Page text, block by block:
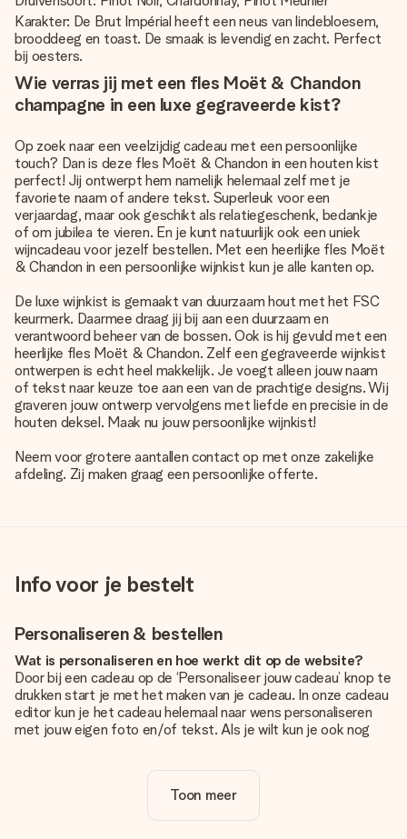
Karakter: De Brut Impérial heeft een neus van lindebloesem,
brooddeeg en toast. De smaak is levendig en zacht. Perfect
bij oesters.
Wie verras jij met een fles Moët & Chandon
champagne in een luxe gegraveerde kist?
Op zoek naar een veelzijdig cadeau met een persoonlijke
touch? Dan is deze fles Moët & Chandon in een houten kist
perfect! Jij ontwerpt hem namelijk helemaal zelf met je
favoriete naam of andere tekst. Superleuk voor een
verjaardag, maar ook geschikt als relatiegeschenk, bedankje
of om jubilea te vieren. En je kunt natuurlijk ook een uniek
wijncadeau voor jezelf bestellen. Met een heerlijke fles Moët
& Chandon in een persoonlijke wijnkist kun je alle kanten op.
De luxe wijnkist is gemaakt van duurzaam hout met het FSC
keurmerk. Daarmee draag jij bij aan een duurzaam en
verantwoord beheer van de bossen. Ook is hij gevuld met een
heerlijke fles Moët & Chandon. Zelf een gegraveerde wijnkist
ontwerpen is echt heel makkelijk. Je voegt alleen jouw naam
of tekst naar keuze toe aan een van de prachtige designs. Wij
graveren jouw ontwerp vervolgens met liefde en precisie in de
houten deksel. Maak nu jouw persoonlijke wijnkist!
Neem voor grotere aantallen contact op met onze zakelijke
afdeling. Zij maken graag een persoonlijke offerte.
Info voor je bestelt
Personaliseren & bestellen
Wat is personaliseren en hoe werkt dit op de website?
Door bij een cadeau op de ‘Personaliseer jouw cadeau’ knop te
drukken start je met het maken van je cadeau. In onze cadeau
editor kun je het cadeau helemaal naar wens personaliseren
met jouw eigen foto en/of tekst. Als je wilt kun je ook nog
Is personalisatie in de prijs inbegrepen?
De prijs die op de website wordt getoond is inclusief de
Toon meer